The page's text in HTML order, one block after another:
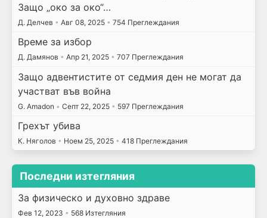
Защо „око за око“…
Д. Делчев • Авг 08, 2025 • 754 Преглеждания
Време за избор
Д. Дамянов • Апр 21, 2025 • 707 Преглеждания
Защо адвентистите от седмия ден не могат да
участват във война
G. Amadon • Септ 22, 2025 • 597 Преглеждания
Грехът убива
К. Няголов • Ноем 25, 2025 • 418 Преглеждания
Последни изтегляния
За физическо и духовно здраве
Фев 12, 2023 • 568 Изтегляния